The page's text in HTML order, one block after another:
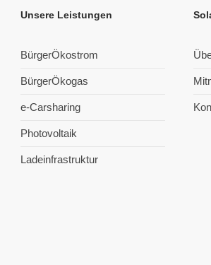
Unsere Leistungen
BürgerÖkostrom
BürgerÖkogas
e-Carsharing
Photovoltaik
Ladeinfrastruktur